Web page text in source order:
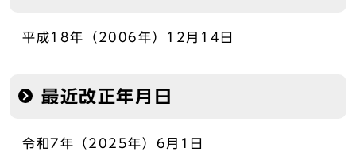
平成18年（2006年）12月14日
最近改正年月日
令和7年（2025年）6月1日